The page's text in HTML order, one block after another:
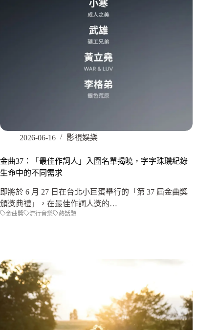
2026-06-16 影視娛樂
金曲37：「最佳作詞人」入圍名單揭曉，字字珠璣紀錄
生命中的不同需求
即將於 6 月 27 日在台北小巨蛋舉行的「第 37 屆金曲獎
頒獎典禮」，在最佳作詞人獎的…
金曲獎 流行音樂 熱話題